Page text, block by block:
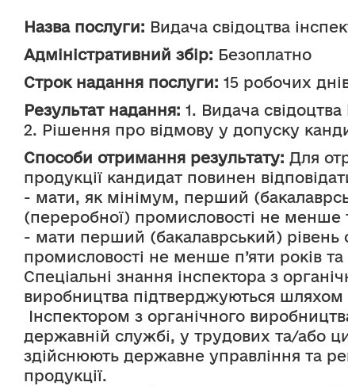
Назва послуги: Видача свідоцтва
Адміністративний збір: Безоплатно
Строк надання послуги: 15 робочих
Результат надання: 1. Видача свідоцтва
2. Рішення про відмову у допуску
Способи отримання результату: Для
продукції кандидат повинен
- мати, як мінімум, перший
(переробної) промисловості не менше
- мати перший (бакалаврський) рівень
промисловості не менше п’яти років
Спеціальні знання інспектора з
виробництва підтверджуються шляхом
державній службі, у трудових та/або
здійснюють державне управління та
продукції.